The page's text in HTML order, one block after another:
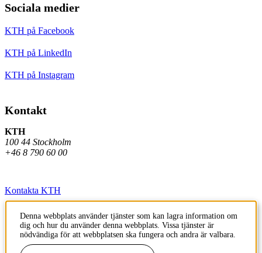
Sociala medier
KTH på Facebook
KTH på LinkedIn
KTH på Instagram
Kontakt
KTH
100 44 Stockholm
+46 8 790 60 00
Kontakta KTH
Jobba på KTH
Press och media
Denna webbplats använder tjänster som kan lagra information om
dig och hur du använder denna webbplats. Vissa tjänster är
nödvändiga för att webbplatsen ska fungera och andra är valbara.